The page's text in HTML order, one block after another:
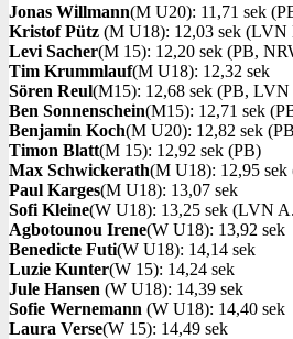
Jonas Willmann(M U20): 11,71 sek
Kristof Pütz (M U18): 12,03 sek (LVN
Levi Sacher(M 15): 12,20 sek (PB,
Tim Krummlauf(M U18): 12,32 sek
Sören Reul(M15): 12,68 sek (PB,
Ben Sonnenschein(M15): 12,71 sek
Benjamin Koch(M U20): 12,82 sek
Timon Blatt(M 15): 12,92 sek (PB)
Max Schwickerath(M U18): 12,95 sek
Paul Karges(M U18): 13,07 sek
Sofi Kleine(W U18): 13,25 sek (LVN
Agbotounou Irene(W U18): 13,92 sek
Benedicte Futi(W U18): 14,14 sek
Luzie Kunter(W 15): 14,24 sek
Jule Hansen (W U18): 14,39 sek
Sofie Wernemann (W U18): 14,40 sek
Laura Verse(W 15): 14,49 sek